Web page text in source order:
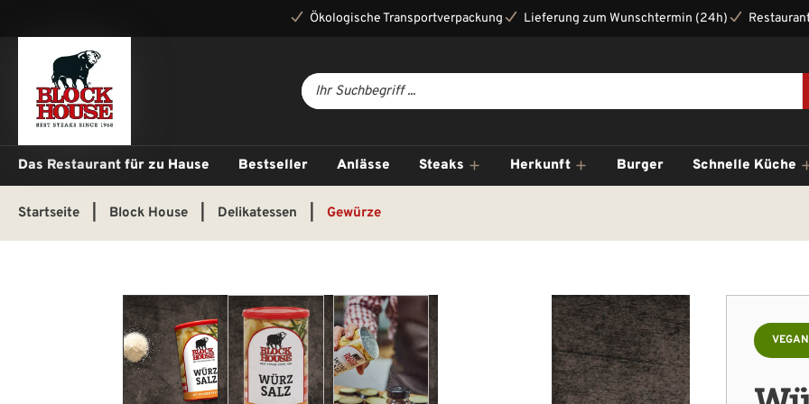
Ökologische Transportverpackung Lieferung zum Wunschtermin (24h)
Das Restaurant für zu Hause Bestseller Anlässe Steaks Herkunft Burger Schnelle Küche
Startseite Block House Delikatessen Gewürze
Bildergalerie überspringen
VEGAN